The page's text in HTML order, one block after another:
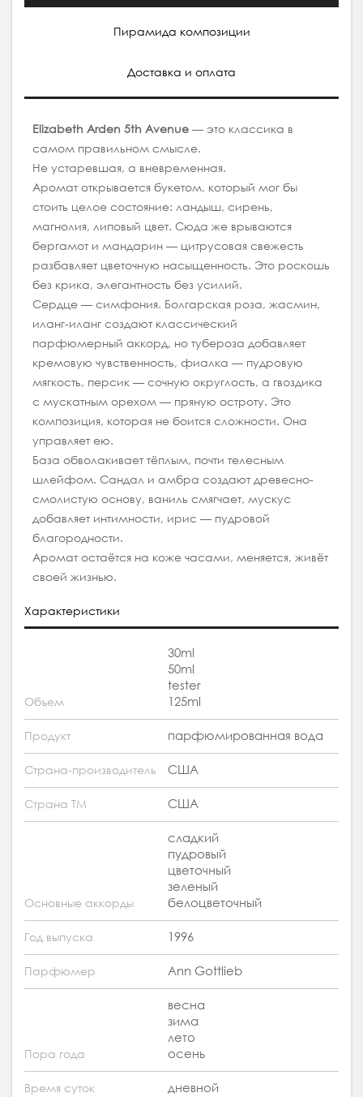
Пирамида композиции
Доставка и оплата
Elizabeth Arden 5th Avenue — это классика в
самом правильном смысле.
Не устаревшая, а вневременная.
Аромат открывается букетом, который мог бы
стоить целое состояние: ландыш, сирень,
магнолия, липовый цвет. Сюда же врываются
бергамот и мандарин — цитрусовая свежесть
разбавляет цветочную насыщенность. Это роскошь
без крика, элегантность без усилий.
Сердце — симфония. Болгарская роза, жасмин,
иланг-иланг создают классический
парфюмерный аккорд, но тубероза добавляет
кремовую чувственность, фиалка — пудровую
мягкость, персик — сочную округлость, а гвоздика
с мускатным орехом — пряную остроту. Это
композиция, которая не боится сложности. Она
управляет ею.
База обволакивает тёплым, почти телесным
шлейфом. Сандал и амбра создают древесно-
смолистую основу, ваниль смягчает, мускус
добавляет интимности, ирис — пудровой
благородности.
Аромат остаётся на коже часами, меняется, живёт
своей жизнью.
Характеристики
Объем
30ml
50ml
tester
125ml
Продукт парфюмированная вода
Страна-производитель США
Страна ТМ США
Основные аккорды
сладкий
пудровый
цветочный
зеленый
белоцветочный
Год выпуска 1996
Парфюмер Ann Gottlieb
Пора года
весна
зима
лето
осень
Время суток дневной